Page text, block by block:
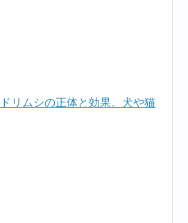
リムシの正体と効果。犬や猫